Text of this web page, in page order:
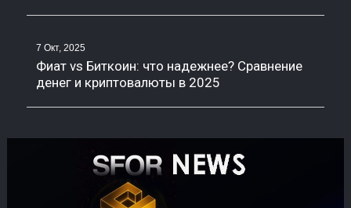
7 Окт, 2025
Фиат vs Биткоин: что надежнее? Сравнение
денег и криптовалюты в 2025